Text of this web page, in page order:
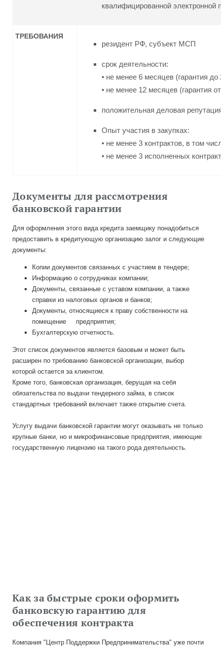
квалифицированной электронной
ТРЕБОВАНИЯ
резидент РФ, субъект МСП
срок деятельности:
• не менее 6 месяцев (гарантия
• не менее 12 месяцев (гарантия
положительная деловая
Опыт участия в закупках:
• не менее 3 контрактов, в том
• не менее 3 исполненных
Документы для рассмотрения
банковской гарантии
Для оформления этого вида кредита заемщику понадобиться
предоставить в кредитующую организацию залог и следующие
документы:
Копии документов связанных с участием в тендере;
Информацию о сотрудниках компании;
Документы, связанные с уставом компании, а также
справки из налоговых органов и банков;
Документы, относящиеся к праву собственности на
помещение предприятия;
Бухгалтерскую отчетность.
Этот список документов является базовым и может быть
расширен по требованию банковской организации, выбор
которой остается за клиентом.
Кроме того, банковская организация, берущая на себя
обязательства по выдачи тендерного займа, в список
стандартных требований включает также открытие счета.
Услугу выдачи банковской гарантии могут оказывать не только
крупные банки, но и микрофинансовые предприятия, имеющие
государственную лицензию на такого рода деятельность.
Как за быстрые сроки оформить
банковскую гарантию для
обеспечения контракта
Компания "Центр Поддержки Предпринимательства" уже почти